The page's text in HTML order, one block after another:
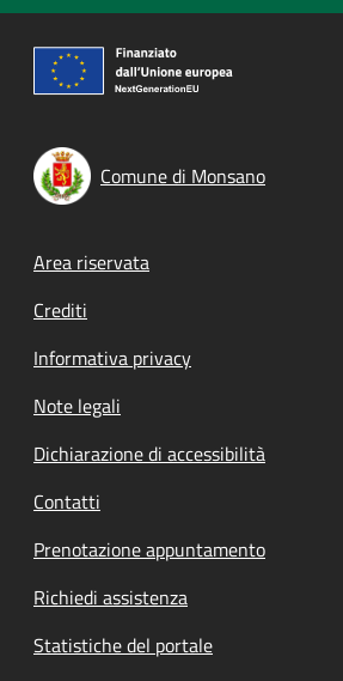
Comune di Monsano
Footer menu
Area riservata
Crediti
Informativa privacy
Note legali
Dichiarazione di accessibilità
Contatti
Prenotazione appuntamento
Richiedi assistenza
Statistiche del portale